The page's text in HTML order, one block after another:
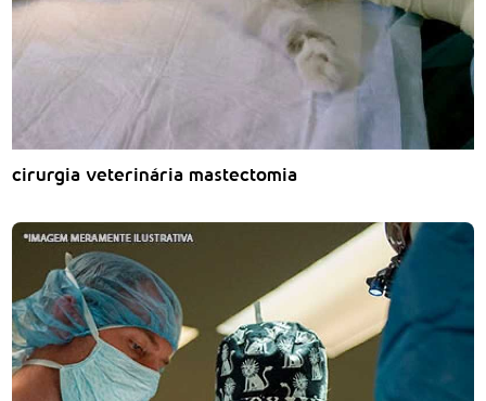
cirurgia veterinária mastectomia